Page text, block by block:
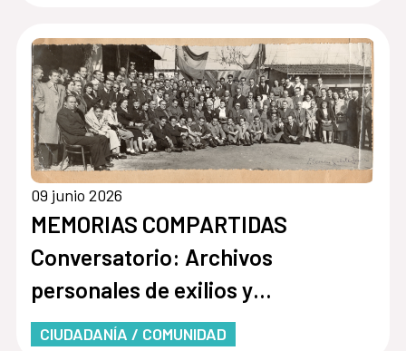
09 junio 2026
MEMORIAS COMPARTIDAS
Conversatorio: Archivos
personales de exilios y
migraciones
CIUDADANÍA / COMUNIDAD